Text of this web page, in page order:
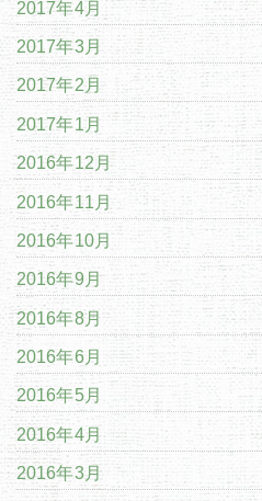
2017年4月
2017年3月
2017年2月
2017年1月
2016年12月
2016年11月
2016年10月
2016年9月
2016年8月
2016年6月
2016年5月
2016年4月
2016年3月